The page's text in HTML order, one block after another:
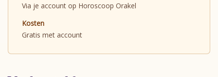
Via je account op Horoscoop Orakel
Kosten
Gratis met account